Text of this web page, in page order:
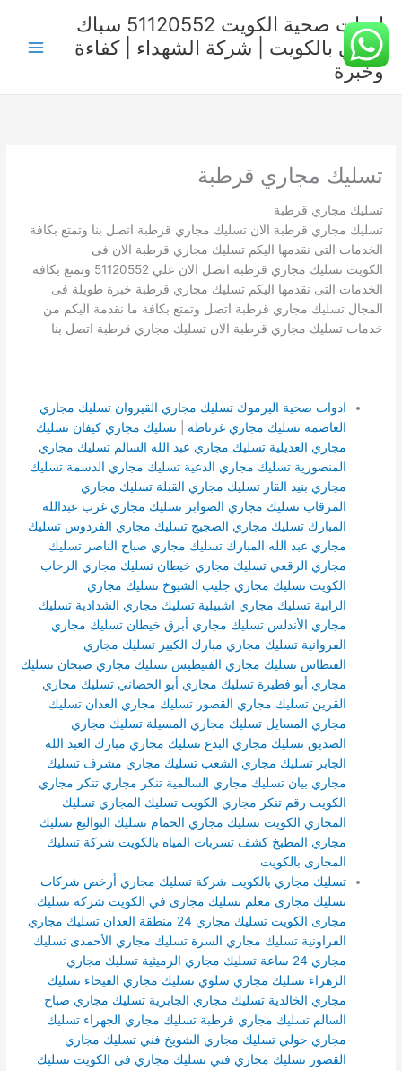
إلى
المحتوى
ادوات صحية الكويت 51120552 سباك
صحي بالكويت | شركة الشهداء | كفاءة
وخبرة
تسليك مجاري قرطبة
تسليك مجاري قرطبة
تسليك مجاري قرطبة الان تسليك مجاري قرطبة اتصل بنا وتمتع بكافة
الخدمات التى نقدمها اليكم تسليك مجاري قرطبة الان فى
الكويت تسليك مجاري قرطبة اتصل الان علي 51120552 وتمتع بكافة
الخدمات التى نقدمها اليكم تسليك مجاري قرطبة خبرة طويلة فى
المجال تسليك مجاري قرطبة اتصل وتمتع بكافة ما نقدمة اليكم من
خدمات تسليك مجاري قرطبة الان تسليك مجاري قرطبة اتصل بنا
ادوات صحية اليرموك تسليك مجاري القيروان تسليك مجاري
العاصمة تسليك مجاري غرناطة |تسليك مجاري كيفان تسليك
مجاري العديلية تسليك مجاري عبد الله السالم تسليك مجاري
المنصورية تسليك مجاري الدعية تسليك مجاري الدسمة تسليك
مجاري بنيد القار تسليك مجاري القبلة تسليك مجاري
المرقاب تسليك مجاري الصوابر تسليك مجاري غرب عبدالله
المبارك تسليك مجاري الضجيج تسليك مجاري الفردوس تسليك
مجاري عبد الله المبارك تسليك مجاري صباح الناصر تسليك
مجاري الرقعي تسليك مجاري خيطان تسليك مجاري الرحاب
الكويت تسليك مجاري جليب الشيوخ تسليك مجاري
الرابية تسليك مجاري اشبيلية تسليك مجاري الشدادية تسليك
مجاري الأندلس تسليك مجاري أبرق خيطان تسليك مجاري
الفروانية تسليك مجاري مبارك الكبير تسليك مجاري
الفنطاس تسليك مجاري الفنيطيس تسليك مجاري صبحان تسليك
مجاري أبو فطيرة تسليك مجاري أبو الحصاني تسليك مجاري
القرين تسليك مجاري القصور تسليك مجاري العدان تسليك
مجاري المسايل تسليك مجاري المسيلة تسليك مجاري
الصديق تسليك مجاري البدع تسليك مجاري مبارك العبد الله
الجابر تسليك مجاري الشعب تسليك مجاري مشرف تسليك
مجاري بيان تسليك مجاري السالمية تنكر مجاري تنكر مجاري
الكويت رقم تنكر مجاري الكويت تسليك المجاري تسليك
المجاري الكويت تسليك مجاري الحمام تسليك البواليع تسليك
مجاري المطبخ كشف تسربات المياه بالكويت شركة تسليك
المجارى بالكويت
تسليك مجاري بالكويت شركة تسليك مجاري أرخص شركات
تسليك مجارى معلم تسليك مجارى في الكويت شركة تسليك
مجارى الكويت تسليك مجاري 24 منطقة العدان
تسليك مجاري
الفراونية تسليك مجاري السرة تسليك مجاري الأحمدى تسليك
مجاري 24 ساعة
تسليك مجاري الرميثية تسليك مجاري
الزهراء تسليك مجاري سلوي تسليك مجاري الفيحاء تسليك
مجاري الخالدية تسليك مجاري الجابرية تسليك مجاري صباح
السالم تسليك مجاري قرطبة تسليك مجاري الجهراء تسليك
مجاري حولي تسليك مجاري الشويخ فني تسليك مجاري
القصور تسليك مجاري فني تسليك مجاري فى الكويت تسليك